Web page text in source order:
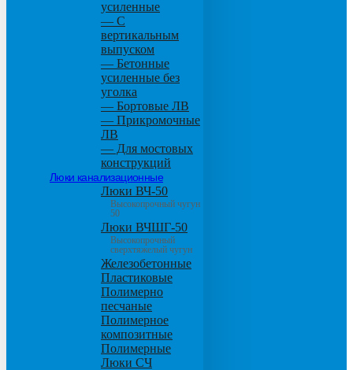
усиленные
— С
вертикальным
выпуском
— Бетонные
усиленные без
уголка
— Бортовые ЛВ
— Прикромочные
ЛВ
— Для мостовых
конструкций
Люки канализационные
Люки ВЧ-50
Высокопрочный чугун
50
Люки ВЧШГ-50
Высокопрочный
сверхтяжелый чугун
Железобетонные
Пластиковые
Полимерно
песчаные
Полимерное
композитные
Полимерные
Люки СЧ